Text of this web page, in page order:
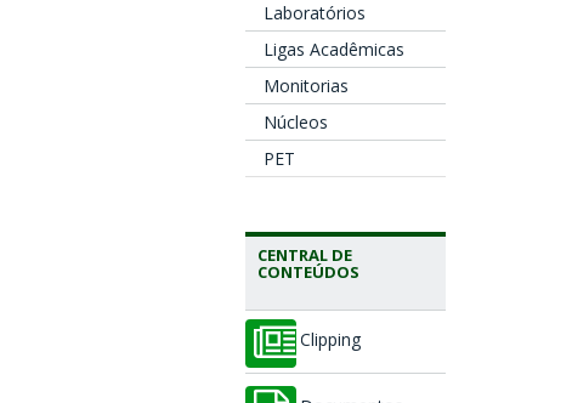
Laboratórios
Ligas Acadêmicas
Monitorias
Núcleos
PET
CENTRAL DE
CONTEÚDOS
Clipping